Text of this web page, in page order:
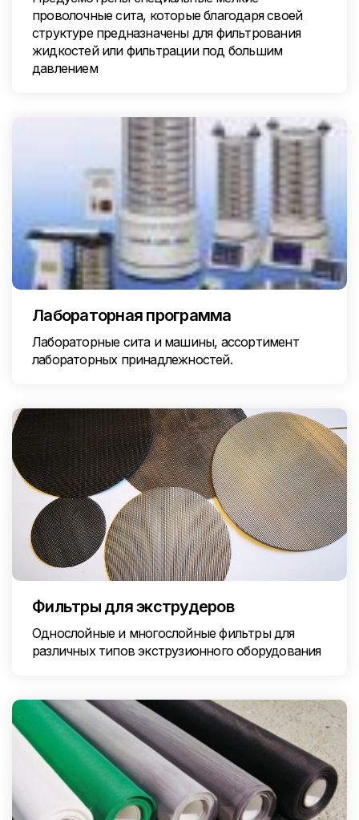
проволочные сита, которые благодаря своей
структуре предназначены для фильтрования
жидкостей или фильтрации под большим
давлением
Лабораторная программа
Лабораторные сита и машины, ассортимент
лабораторных принадлежностей.
Фильтры для экструдеров
Однослойные и многослойные фильтры для
различных типов экструзионного оборудования